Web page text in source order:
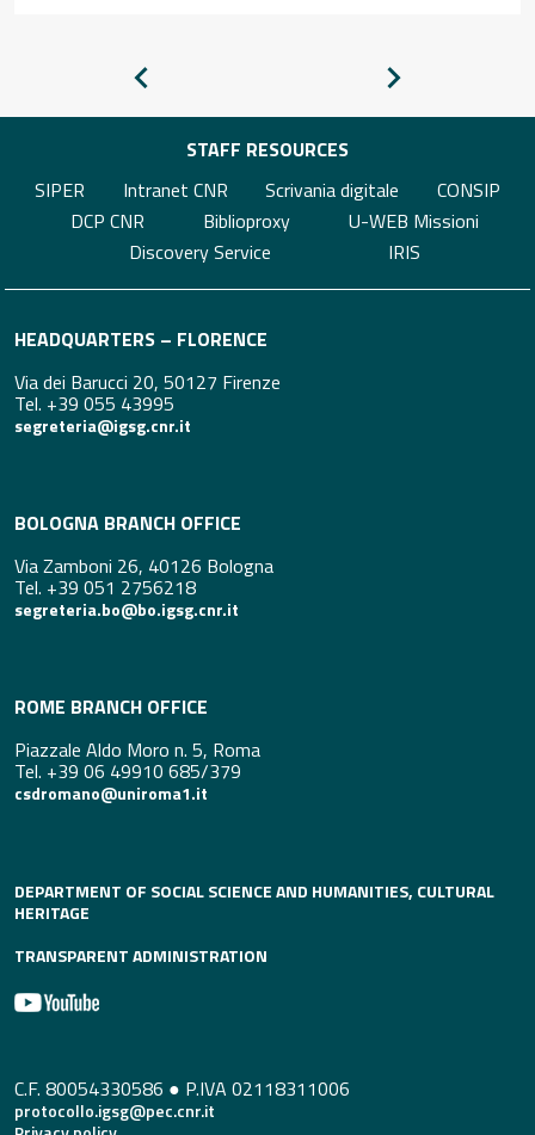
STAFF RESOURCES
SIPER
Intranet CNR Scrivania digitale
CONSIP
DCP CNR
Biblioproxy
U-WEB Missioni
Discovery Service
IRIS
HEADQUARTERS – FLORENCE
Via dei Barucci 20, 50127 Firenze
Tel. +39 055 43995
segreteria@igsg.cnr.it
BOLOGNA BRANCH OFFICE
Via Zamboni 26, 40126 Bologna
Tel. +39 051 2756218
segreteria.bo@bo.igsg.cnr.it
ROME BRANCH OFFICE
Piazzale Aldo Moro n. 5, Roma
Tel. +39 06 49910 685/379
csdromano@uniroma1.it
DEPARTMENT OF SOCIAL SCIENCE AND HUMANITIES, CULTURAL
HERITAGE
TRANSPARENT ADMINISTRATION
C.F. 80054330586 ● P.IVA 02118311006
protocollo.igsg@pec.cnr.it